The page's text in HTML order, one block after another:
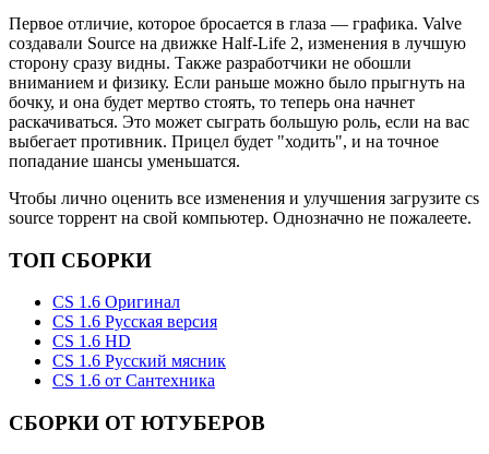
Первое отличие, которое бросается в глаза — графика. Valve
создавали Source на движке Half-Life 2, изменения в лучшую
сторону сразу видны. Также разработчики не обошли
вниманием и физику. Если раньше можно было прыгнуть на
бочку, и она будет мертво стоять, то теперь она начнет
раскачиваться. Это может сыграть большую роль, если на вас
выбегает противник. Прицел будет "ходить", и на точное
попадание шансы уменьшатся.
Чтобы лично оценить все изменения и улучшения загрузите cs
source торрент на свой компьютер. Однозначно не пожалеете.
ТОП СБОРКИ
CS 1.6 Оригинал
CS 1.6 Русская версия
CS 1.6 HD
CS 1.6 Русский мясник
CS 1.6 от Сантехника
СБОРКИ ОТ ЮТУБЕРОВ